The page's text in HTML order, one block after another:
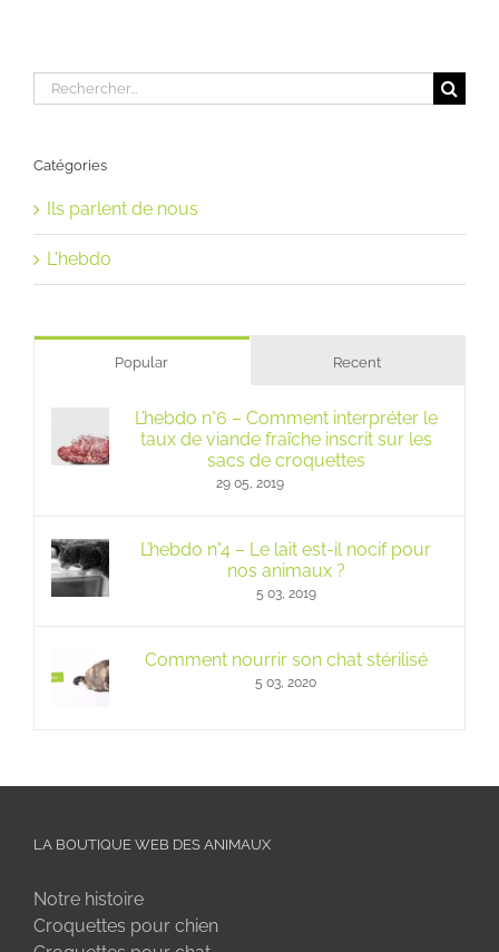
Rechercher:
Catégories
Ils parlent de nous
L'hebdo
Popular Recent
L’hebdo n°6 – Comment interpréter le
taux de viande fraîche inscrit sur les
sacs de croquettes
29 05, 2019
L’hebdo n°4 – Le lait est-il nocif pour
nos animaux ?
5 03, 2019
Comment nourrir son chat stérilisé
5 03, 2020
LA BOUTIQUE WEB DES ANIMAUX
Notre histoire
Croquettes pour chien